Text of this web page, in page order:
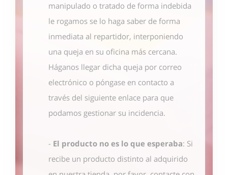
manipulado o tratado de forma indebida
le rogamos se lo haga saber de forma
inmediata al repartidor, interponiendo
una queja en su oficina más cercana.
Háganos llegar dicha queja por correo
electrónico o póngase en contacto a
través del siguiente enlace para que
podamos gestionar su incidencia.
- El producto no es lo que esperaba: Si
recibe un producto distinto al adquirido